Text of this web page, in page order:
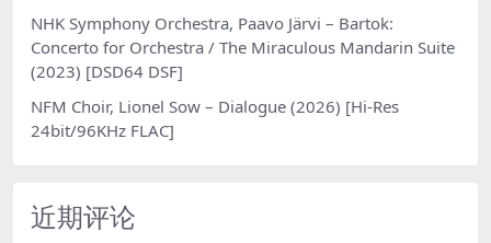
NHK Symphony Orchestra, Paavo Järvi – Bartok:
Concerto for Orchestra / The Miraculous Mandarin Suite
(2023) [DSD64 DSF]
NFM Choir, Lionel Sow – Dialogue (2026) [Hi-Res
24bit/96KHz FLAC]
近期评论